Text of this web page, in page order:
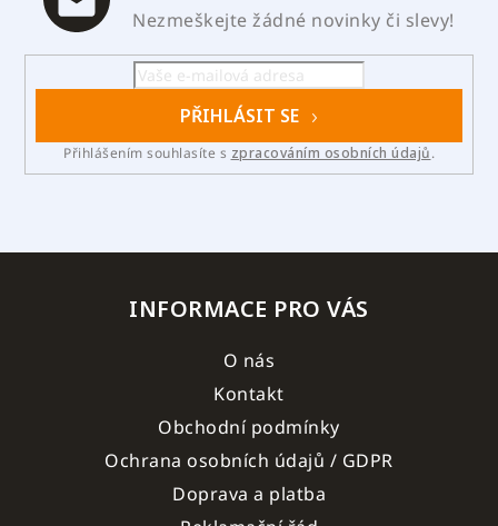
Nezmeškejte žádné novinky či slevy!
PŘIHLÁSIT SE
Přihlášením souhlasíte s zpracováním osobních údajů.
INFORMACE PRO VÁS
O nás
Kontakt
Obchodní podmínky
Ochrana osobních údajů / GDPR
Doprava a platba